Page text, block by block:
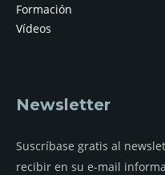
Formación
Vídeos
Newsletter
Suscríbase gratis al
recibir en su e-mail